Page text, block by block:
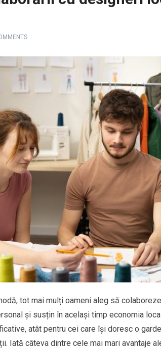
tot mai mulți oameni aleg să
și susțin în același timp economia
atât pentru cei care își doresc o
Iată câteva dintre cele mai mari avantaje